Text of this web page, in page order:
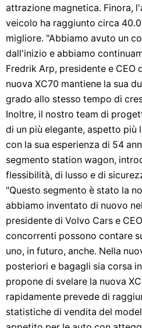
attrazione magnetica. Finora,
veicolo ha raggiunto circa
migliore. "Abbiamo avuto un
dall'inizio e abbiamo
Fredrik Arp, presidente e CEO
nuova XC70 mantiene la sua
grado allo stesso tempo di
Inoltre, il nostro team di
di un più elegante, aspetto più
con la sua esperienza di 54
segmento station wagon,
flessibilità, di lusso e di
"Questo segmento è stato la
abbiamo inventato di nuovo
presidente di Volvo Cars e
concorrenti possono contare
uno, in futuro, anche. Nella
posteriori e bagagli sia corsa
propone di svelare la nuova
rapidamente prevede di
statistiche di vendita del